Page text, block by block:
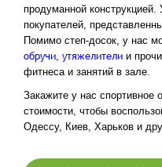
продуманной
покупателей,
Помимо степ-досок, у нас
обручи, утяжелители и
фитнеса и занятий в зале.
Закажите у нас спортивное
стоимости, чтобы
Одессу, Киев, Харьков и